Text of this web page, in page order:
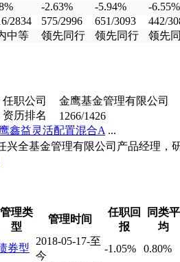
-2.63% -5.94%
-6.55%
2834 575/2996 651/3093
442/
中等 领先同行 领先同行
领先
任职公司
金鹰基金管理有限公司
资历排名
1266/1426
鑫益灵活配置混合A ...
兴全基金管理有限公司产品经理，
管理类
型
管理时间
任职回
报
同类平
均
券型
2018-05-17-至
今
-1.05% 0.80%